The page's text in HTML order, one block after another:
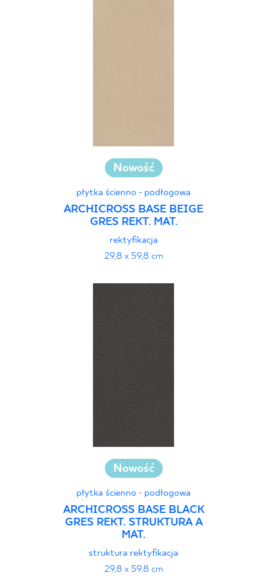
Nowość
płytka ścienno - podłogowa
ARCHICROSS BASE BEIGE
GRES REKT. MAT.
rektyfikacja
29,8 x 59,8 cm
Nowość
płytka ścienno - podłogowa
ARCHICROSS BASE BLACK
GRES REKT. STRUKTURA A
MAT.
struktura rektyfikacja
29,8 x 59,8 cm